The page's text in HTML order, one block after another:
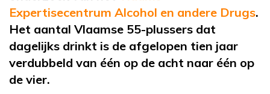
Expertisecentrum Alcohol en andere Drugs.
Het aantal Vlaamse 55-plussers dat
dagelijks drinkt is de afgelopen tien jaar
verdubbeld van één op de acht naar één op
de vier.